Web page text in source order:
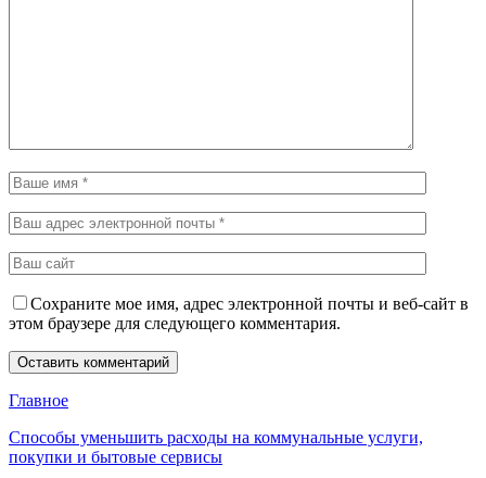
Сохраните мое имя, адрес электронной почты и веб-сайт в
этом браузере для следующего комментария.
Главное
Способы уменьшить расходы на коммунальные услуги,
покупки и бытовые сервисы